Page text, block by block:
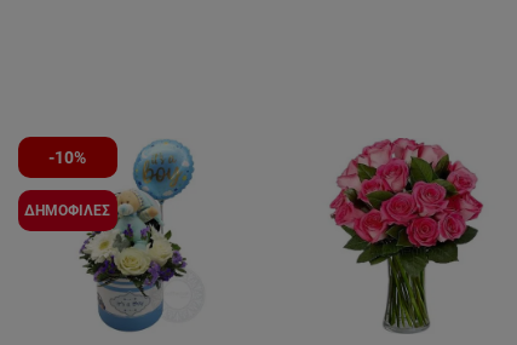
-10%
ΔΗΜΟΦΙΛΕΣ